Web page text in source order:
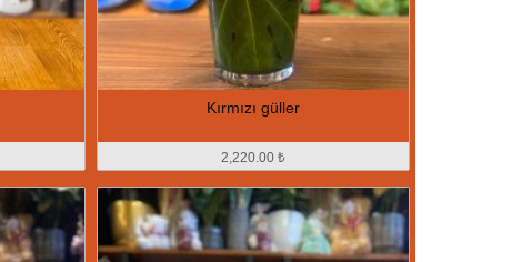
Kırmızı güller
2,220.00 ₺